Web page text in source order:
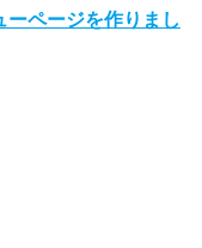
ーページを作りまし